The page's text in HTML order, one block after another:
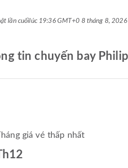
lần cuốilúc 19:36 GMT+0 8 tháng 8, 2026
tin chuyến bay
giá vé thấp nhất